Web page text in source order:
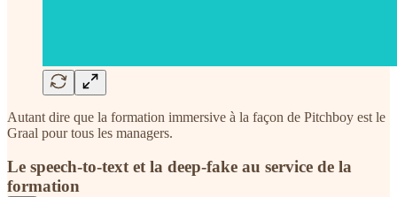
Autant dire que la formation immersive à la façon de Pitchboy est le
Graal pour tous les managers.
Le speech-to-text et la deep-fake au service de la
formation